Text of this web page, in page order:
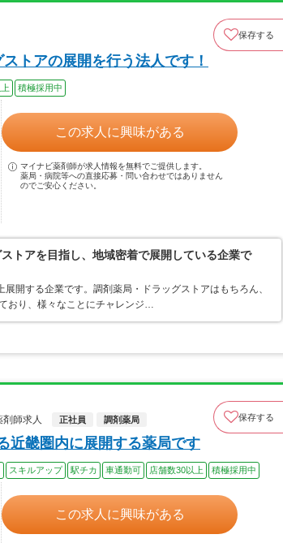
保存する
トアの展開を行う法人です！
積極採用中
この求人に興味がある
マイナビ薬剤師が求人情報を無料でご提供します。
薬局・病院等への直接応募・問い合わせではありません
のでご安心ください。
トアを目指し、地域密着で展開している企業で
開する企業です。調剤薬局・ドラッグストアはもちろん、
おり、様々なことにチャレンジ…
師求人
正社員 調剤薬局 保存する
近畿圏内に展開する薬局です
スキルアップ 駅チカ 車通勤可 店舗数30以上 積極採用中
この求人に興味がある